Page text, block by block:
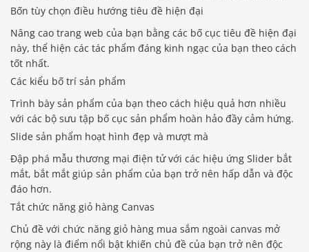
Bốn tùy chọn điều hướng tiêu đề hiện đại
Nâng cao trang web của bạn bằng các bố cục tiêu đề hiện đại
này, thể hiện các tác phẩm đáng kinh ngạc của bạn theo cách
tốt nhất.
Các kiểu bố trí sản phẩm
Trình bày sản phẩm của bạn theo cách hiệu quả hơn nhiều
với các bộ sưu tập bố cục sản phẩm hoàn hảo đầy cảm hứng.
Slide sản phẩm hoạt hình đẹp và mượt mà
Đập phá mẫu thương mại điện tử với các hiệu ứng Slider bắt
mắt, bắt mắt giúp sản phẩm của bạn trở nên hấp dẫn và độc
đáo hơn.
Tắt chức năng giỏ hàng Canvas
Chủ đề với chức năng giỏ hàng mua sắm ngoài canvas mở
rộng này là điểm nổi bật khiến chủ đề của bạn trở nên độc